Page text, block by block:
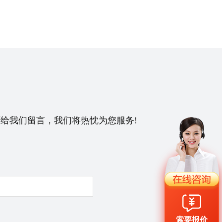
我们留言，我们将热忱为您服务!
索要报价